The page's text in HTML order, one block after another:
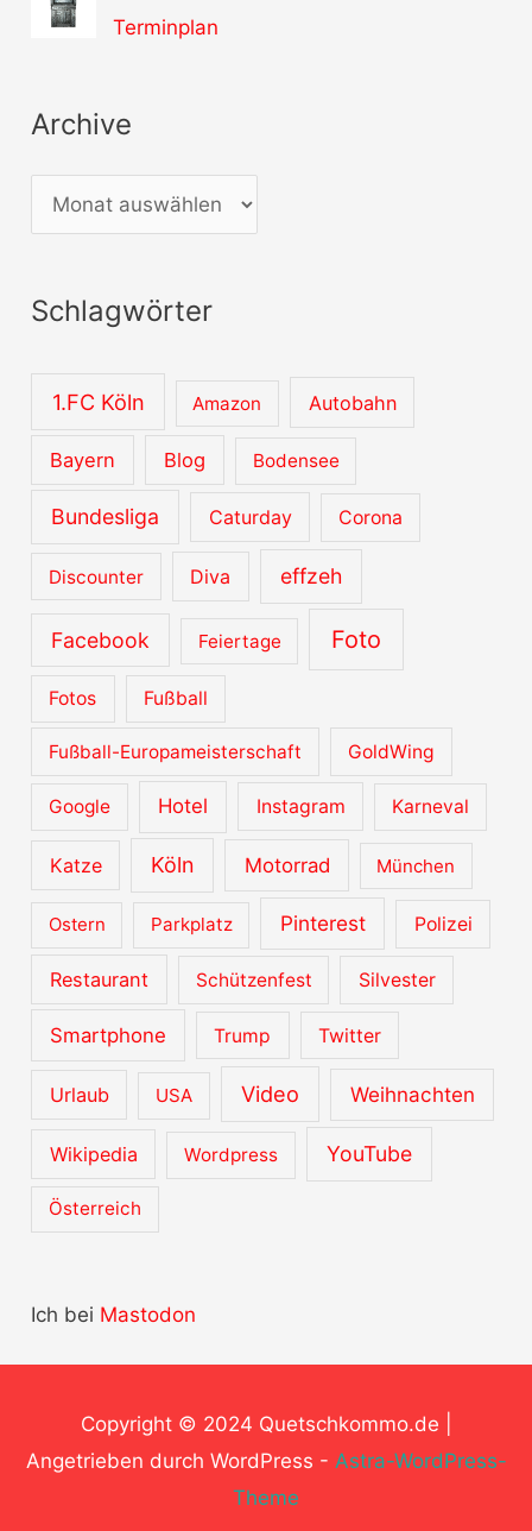
Terminplan
Archive
r
h
e
Schlagwörter
1.FC Köln Amazon Autobahn
Bayern Blog Bodensee
Bundesliga Caturday Corona
Discounter Diva effzeh
Facebook Feiertage Foto
Fotos Fußball
Fußball-Europameisterschaft GoldWing
Google Hotel Instagram Karneval
Katze Köln Motorrad München
Ostern Parkplatz Pinterest Polizei
Restaurant Schützenfest Silvester
Smartphone Trump Twitter
Urlaub USA Video Weihnachten
Wikipedia Wordpress YouTube
Österreich
Ich bei Mastodon
Copyright © 2024 Quetschkommo.de
Angetrieben durch WordPress - Astra-WordPress-
Theme